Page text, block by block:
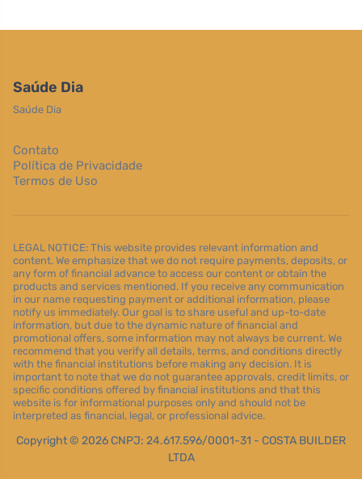
Saúde Dia
Saúde Dia
Contato
Política de Privacidade
Termos de Uso
LEGAL NOTICE: This website provides relevant information and
content. We emphasize that we do not require payments, deposits, or
any form of financial advance to access our content or obtain the
products and services mentioned. If you receive any communication
in our name requesting payment or additional information, please
notify us immediately. Our goal is to share useful and up-to-date
information, but due to the dynamic nature of financial and
promotional offers, some information may not always be current. We
recommend that you verify all details, terms, and conditions directly
with the financial institutions before making any decision. It is
important to note that we do not guarantee approvals, credit limits, or
specific conditions offered by financial institutions and that this
website is for informational purposes only and should not be
interpreted as financial, legal, or professional advice.
Copyright © 2026 CNPJ: 24.617.596/0001-31 - COSTA BUILDER
LTDA